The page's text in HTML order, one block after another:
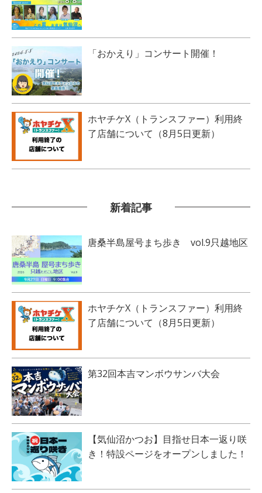
「おかえり」コンサート開催！
ホヤチケX（トランスファー）利用終
了店舗について（8月5日更新）
新着記事
唐桑半島屋号まち歩き vol.9只越地区
ホヤチケX（トランスファー）利用終
了店舗について（8月5日更新）
第32回本吉マンボウサンバ大会
【気仙沼かつお】目指せ日本一返り咲
き！特設ページをオープンしました！